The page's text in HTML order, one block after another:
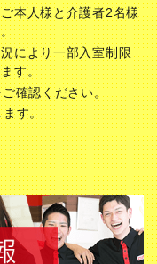
本人様と介護者2名様
により一部入室制限
す。
ご確認ください。
す。